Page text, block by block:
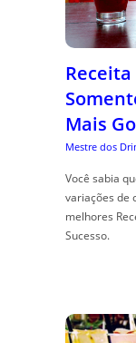
Mais
Mestre dos
Você sabia
variações de
melhores
Sucesso.